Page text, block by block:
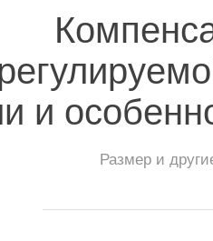
и
Размер и